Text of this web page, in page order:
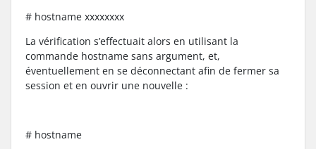
# hostname xxxxxxxx
La vérification s’effectuait alors en utilisant la
commande hostname sans argument, et,
éventuellement en se déconnectant afin de fermer sa
session et en ouvrir une nouvelle :
# hostname